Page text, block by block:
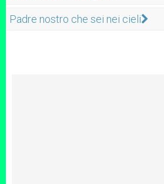
Padre nostro che sei nei cieli